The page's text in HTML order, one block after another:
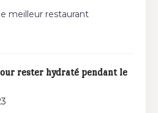
meilleur restaurant
rester hydraté pendant le